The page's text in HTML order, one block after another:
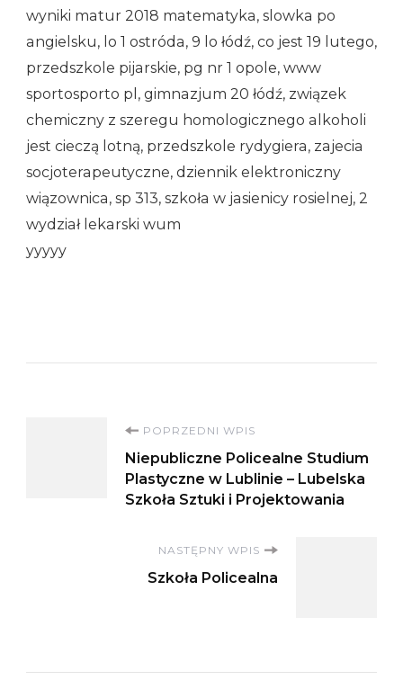
wyniki matur 2018 matematyka, slowka po
angielsku, lo 1 ostróda, 9 lo łódź, co jest 19 lutego,
przedszkole pijarskie, pg nr 1 opole, www
sportosporto pl, gimnazjum 20 łódź, związek
chemiczny z szeregu homologicznego alkoholi
jest cieczą lotną, przedszkole rydygiera, zajecia
socjoterapeutyczne, dziennik elektroniczny
wiązownica, sp 313, szkoła w jasienicy rosielnej, 2
wydział lekarski wum
yyyyy
Nawigacja
wpisu
POPRZEDNI WPIS
Niepubliczne Policealne Studium
Plastyczne w Lublinie – Lubelska
Szkoła Sztuki i Projektowania
NASTĘPNY WPIS
Szkoła Policealna